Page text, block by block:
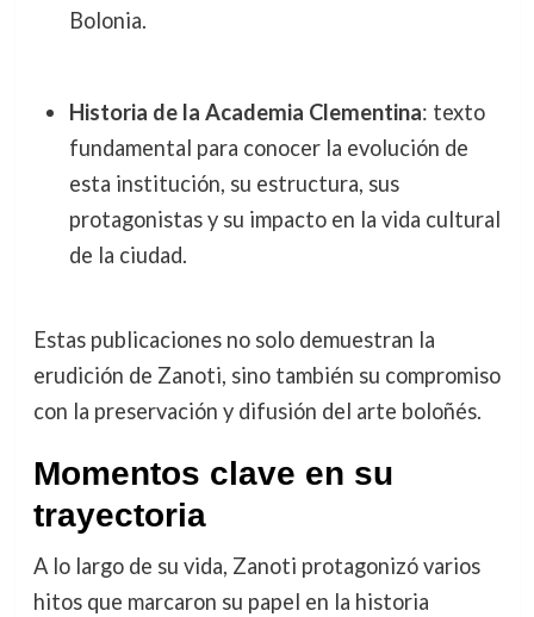
Bolonia.
Historia de la Academia Clementina: texto
fundamental para conocer la evolución de
esta institución, su estructura, sus
protagonistas y su impacto en la vida cultural
de la ciudad.
Estas publicaciones no solo demuestran la
erudición de Zanoti, sino también su compromiso
con la preservación y difusión del arte boloñés.
Momentos clave en su
trayectoria
A lo largo de su vida, Zanoti protagonizó varios
hitos que marcaron su papel en la historia